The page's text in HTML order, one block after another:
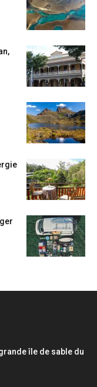
île de sable du